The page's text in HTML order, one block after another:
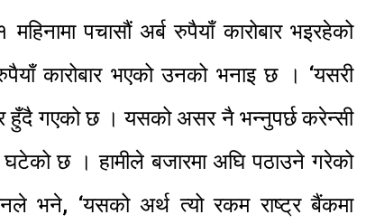
पचासौं अर्ब रुपैयाँ कारोबार भइरहेको
कारोबार भएको उनको भनाइ छ । ‘यसरी
हुँदै गएको छ । यसको असर नै भन्नुपर्छ करेन्सी
छ । हामीले बजारमा अघि पठाउने गरेको
भने, ‘यसको अर्थ त्यो रकम राष्ट्र बैंकमा